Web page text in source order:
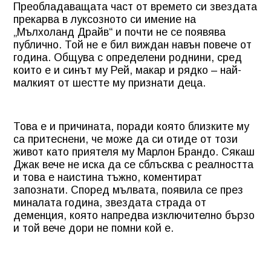
Преобладаващата част от времето си звездата
прекарва в луксозното си имение на
„Мълхоланд Драйв“ и почти не се появява
публично. Той не е бил виждан навън повече от
година. Общува с определени роднини, сред
които е и синът му Рей, макар и рядко – най-
малкият от шестте му признати деца.
Това е и причината, поради която близките му
са притеснени, че може да си отиде от този
живот като приятеля му Марлон Брандо. Сякаш
Джак вече не иска да се сблъсква с реалността
и това е наистина тъжно, коментират
запознати. Според мълвата, появила се през
миналата година, звездата страда от
деменция, която напредва изключително бързо
и той вече дори не помни кой е.